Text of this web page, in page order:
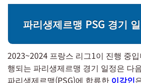
파리생제르맹 PSG 경기
2023~2024 프랑스 리그1이 진행 중
행되는 파리생제르맹 경기 일정은 다
파리생제르맹(PSG)에 합류한 이강인